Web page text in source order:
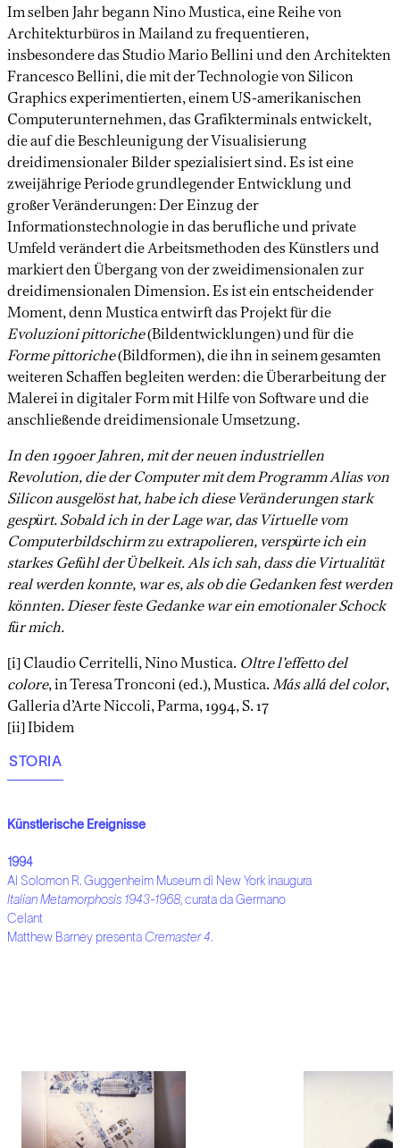
Im selben Jahr begann Nino Mustica, eine Reihe von
Architekturbüros in Mailand zu frequentieren,
insbesondere das Studio Mario Bellini und den Architekten
Francesco Bellini, die mit der Technologie von Silicon
Graphics experimentierten, einem US-amerikanischen
Computerunternehmen, das Grafikterminals entwickelt,
die auf die Beschleunigung der Visualisierung
dreidimensionaler Bilder spezialisiert sind. Es ist eine
zweijährige Periode grundlegender Entwicklung und
großer Veränderungen: Der Einzug der
Informationstechnologie in das berufliche und private
Umfeld verändert die Arbeitsmethoden des Künstlers und
markiert den Übergang von der zweidimensionalen zur
dreidimensionalen Dimension. Es ist ein entscheidender
Moment, denn Mustica entwirft das Projekt für die
Evoluzioni pittoriche(Bildentwicklungen) und für die
Forme pittoriche(Bildformen), die ihn in seinem gesamten
weiteren Schaffen begleiten werden: die Überarbeitung der
Malerei in digitaler Form mit Hilfe von Software und die
anschließende dreidimensionale Umsetzung.
In den 1990er Jahren, mit der neuen industriellen
Revolution, die der Computer mit dem Programm Alias von
Silicon ausgelöst hat, habe ich diese Veränderungen stark
gespürt. Sobald ich in der Lage war, das Virtuelle vom
Computerbildschirm zu extrapolieren, verspürte ich ein
starkes Gefühl der Übelkeit. Als ich sah, dass die Virtualität
real werden konnte, war es, als ob die Gedanken fest werden
könnten. Dieser feste Gedanke war ein emotionaler Schock
für mich.
[i] Claudio Cerritelli, Nino Mustica. Oltre l’effetto del
colore, in Teresa Tronconi (ed.), Mustica.Más allá del color,
Galleria d’Arte Niccoli, Parma, 1994, S. 17
[ii] Ibidem
STORIA
Künstlerische Ereignisse
1994
Al Solomon R. Guggenheim Museum di New York inaugura
Italian Metamorphosis 1943-1968, curata da Germano
Celant
Matthew Barney presenta Cremaster 4.